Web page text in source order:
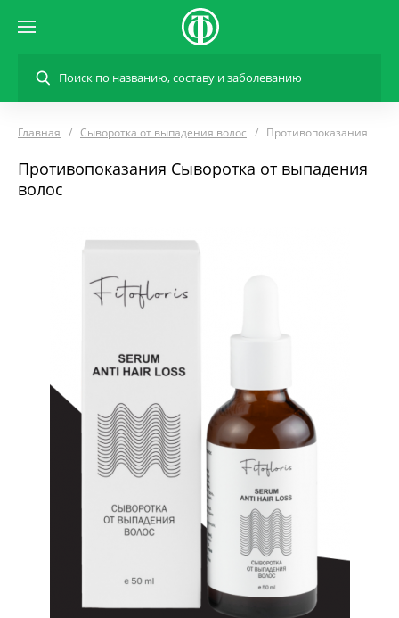
Главная Сыворотка от выпадения волос Противопоказания
Противопоказания Сыворотка от выпадения
волос